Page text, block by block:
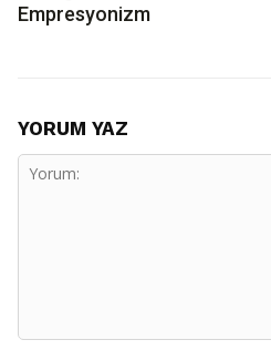
Empresyonizm
YORUM YAZ